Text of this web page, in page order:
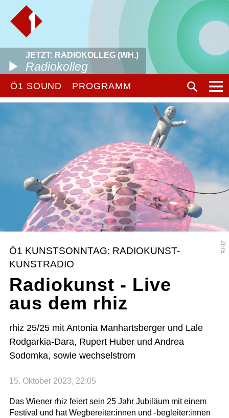
JETZT: RADIOKOLLEG (WH.)
Radiokolleg
Ö1 SOUND PROGRAMM
RHIZ
Ö1 KUNSTSONNTAG: RADIOKUNST-
KUNSTRADIO
Radiokunst - Live
aus dem rhiz
rhiz 25/25 mit Antonia Manhartsberger und Lale
Rodgarkia-Dara, Rupert Huber und Andrea
Sodomka, sowie wechselstrom
15. Oktober 2023, 22:05
Das Wiener rhiz feiert sein 25 Jahr Jubiläum mit einem
Festival und hat Wegbereiter:innen und -begleiter:innen